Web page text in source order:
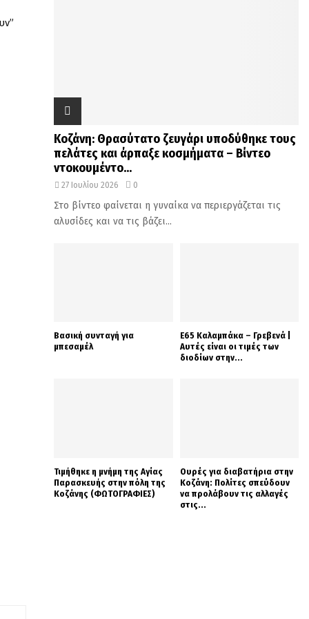
Κοζάνη: Θρασύτατο ζευγάρι υποδύθηκε τους
πελάτες και άρπαξε κοσμήματα – Βίντεο
ντοκουμέντο...
27 Ιουλίου 2026 0
Στο βίντεο φαίνεται η γυναίκα να περιεργάζεται τις
αλυσίδες και να τις βάζει...
Βασική συνταγή για
μπεσαμέλ
Ε65 Καλαμπάκα – Γρεβενά |
Αυτές είναι οι τιμές των
διοδίων στην...
Τιμήθηκε η μνήμη της Αγίας
Παρασκευής στην πόλη της
Κοζάνης (ΦΩΤΟΓΡΑΦΙΕΣ)
Ουρές για διαβατήρια στην
Κοζάνη: Πολίτες σπεύδουν
να προλάβουν τις αλλαγές
στις...